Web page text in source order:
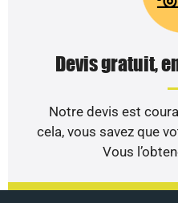
Devis gratuit,
Notre devis est
cela, vous savez que
Vous